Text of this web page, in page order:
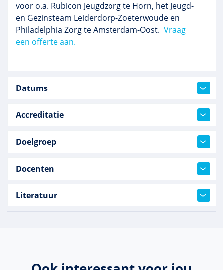
voor o.a. Rubicon Jeugdzorg te Horn, het Jeugd-
en Gezinsteam Leiderdorp-Zoeterwoude en
Philadelphia Zorg te Amsterdam-Oost. Vraag
een offerte aan.
Datums
Accreditatie
Doelgroep
Docenten
Literatuur